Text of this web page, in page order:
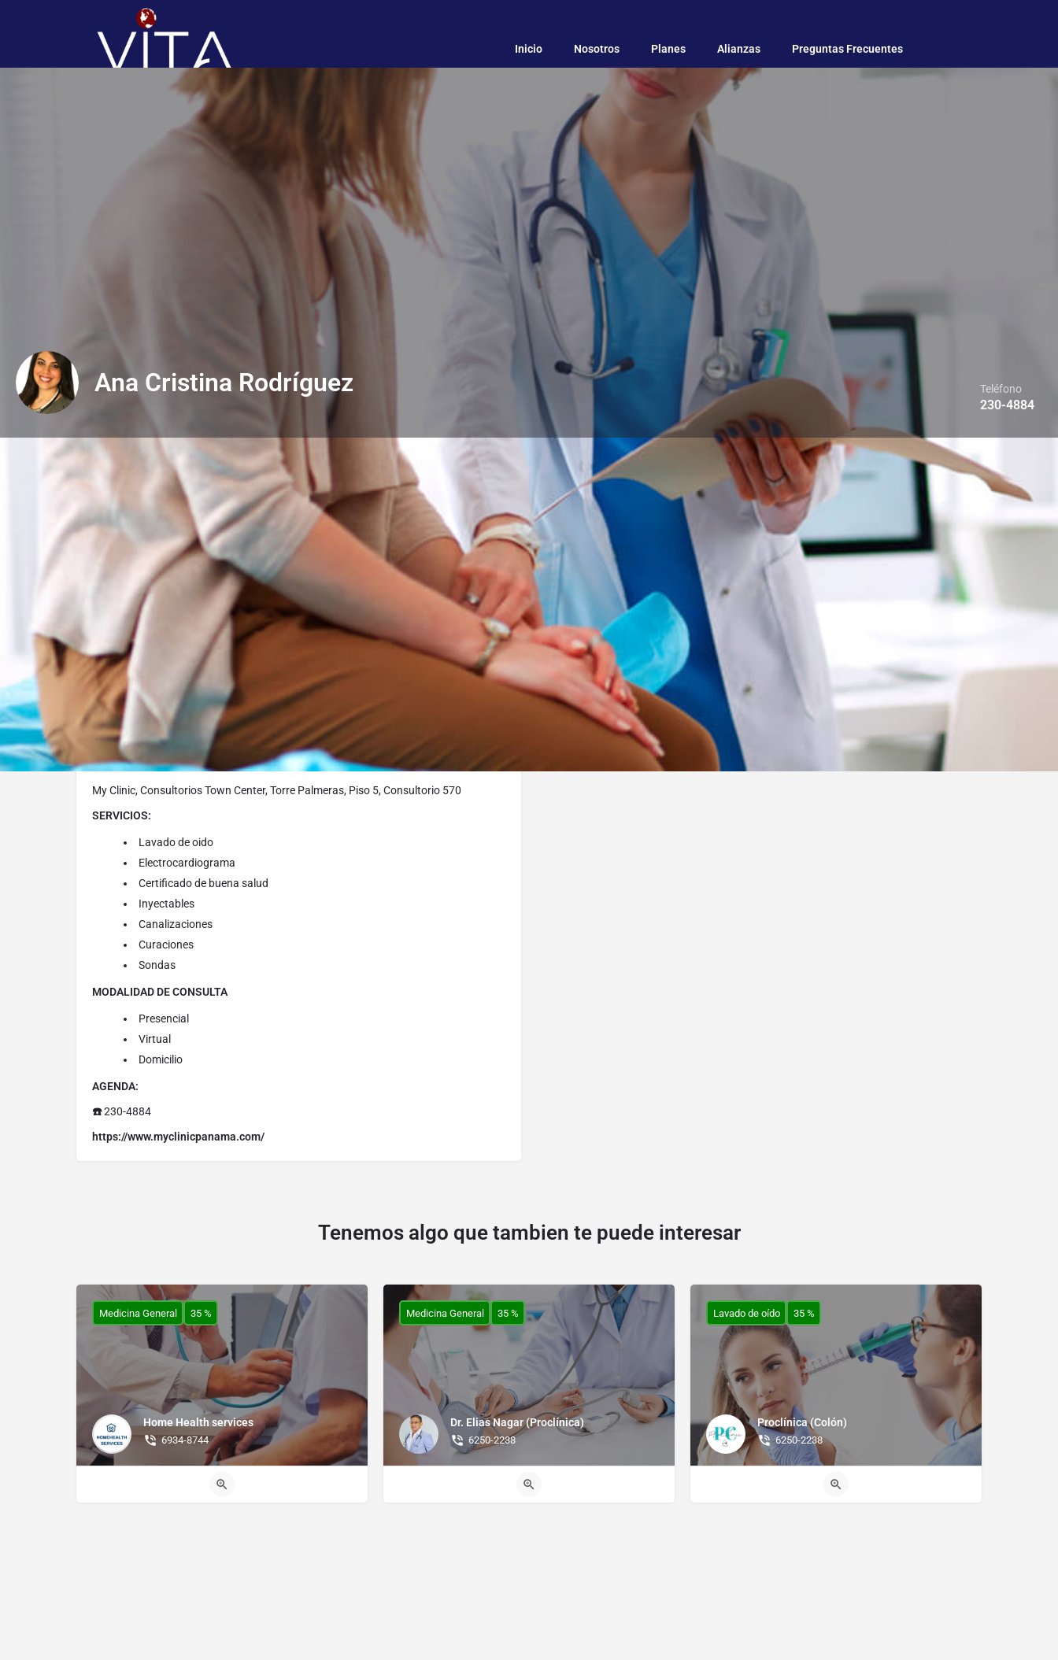
Inicio Nosotros Planes Alianzas Preguntas Frecuentes
Ana Cristina Rodríguez Teléfono
230-4884
Descripción
Obtienes con tu membresíaVITA:
Consulta Presencial -20%
Consulta Virtual-20%
Consulta a domicilio
Certificado de buena salud
Inyectables -15%
Electrocardiograma (Sin interpretación)
-15%
UBICACIÓN:
My Clinic, Altos de Panamá, Condado del Rey, Country Plaza, Local 3
My Clinic, Consultorios Town Center, Torre Palmeras, Piso 5, Consultorio 570
SERVICIOS:
Lavado de oido
Electrocardiograma
Certificado de buena salud
Inyectables
Canalizaciones
Curaciones
Sondas
MODALIDAD DE CONSULTA
Presencial
Virtual
Domicilio
AGENDA:
☎️230-4884
https://www.myclinicpanama.com/
Subcategorías
Medicina General
Teléfono
230-4884
Tenemos algo que tambien te puede interesar
Home Health services
6934-8744
Medicina General 35 %
Dr. Elias Nagar (Proclínica)
6250-2238
Medicina General 35 %
Proclínica (Colón)
6250-2238
Lavado de oído 35 %